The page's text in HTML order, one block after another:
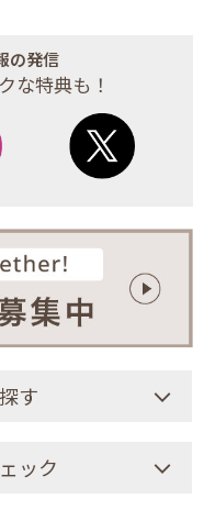
の発信
な特典も！
す
ック